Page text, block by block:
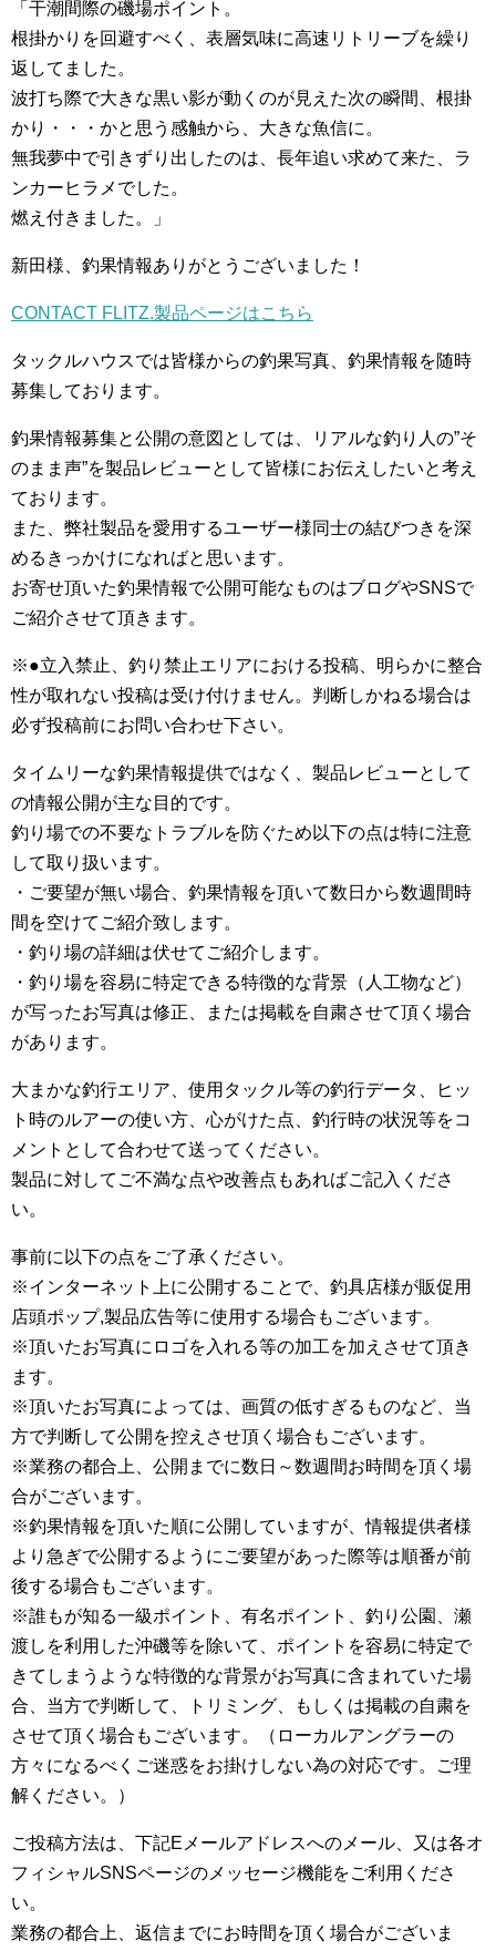
「干潮間際の磯場ポイント。
根掛かりを回避すべく、表層気味に高速リトリーブを繰り
返してました。
波打ち際で大きな黒い影が動くのが見えた次の瞬間、根掛
かり・・・かと思う感触から、大きな魚信に。
無我夢中で引きずり出したのは、長年追い求めて来た、ラ
ンカーヒラメでした。
燃え付きました。」
新田様、釣果情報ありがとうございました！
CONTACT FLITZ.製品ページはこちら
タックルハウスでは皆様からの釣果写真、釣果情報を随時
募集しております。
釣果情報募集と公開の意図としては、リアルな釣り人の”そ
のまま声”を製品レビューとして皆様にお伝えしたいと考え
ております。
また、弊社製品を愛用するユーザー様同士の結びつきを深
めるきっかけになればと思います。
お寄せ頂いた釣果情報で公開可能なものはブログやSNSで
ご紹介させて頂きます。
※●立入禁止、釣り禁止エリアにおける投稿、明らかに整合
性が取れない投稿は受け付けません。判断しかねる場合は
必ず投稿前にお問い合わせ下さい。
タイムリーな釣果情報提供ではなく、製品レビューとして
の情報公開が主な目的です。
釣り場での不要なトラブルを防ぐため以下の点は特に注意
して取り扱います。
・ご要望が無い場合、釣果情報を頂いて数日から数週間時
間を空けてご紹介致します。
・釣り場の詳細は伏せてご紹介します。
・釣り場を容易に特定できる特徴的な背景（人工物など）
が写ったお写真は修正、または掲載を自粛させて頂く場合
があります。
大まかな釣行エリア、使用タックル等の釣行データ、ヒッ
ト時のルアーの使い方、心がけた点、釣行時の状況等をコ
メントとして合わせて送ってください。
製品に対してご不満な点や改善点もあればご記入くださ
い。
事前に以下の点をご了承ください。
※インターネット上に公開することで、釣具店様が販促用
店頭ポップ,製品広告等に使用する場合もございます。
※頂いたお写真にロゴを入れる等の加工を加えさせて頂き
ます。
※頂いたお写真によっては、画質の低すぎるものなど、当
方で判断して公開を控えさせ頂く場合もございます。
※業務の都合上、公開までに数日～数週間お時間を頂く場
合がございます。
※釣果情報を頂いた順に公開していますが、情報提供者様
より急ぎで公開するようにご要望があった際等は順番が前
後する場合もございます。
※誰もが知る一級ポイント、有名ポイント、釣り公園、瀬
渡しを利用した沖磯等を除いて、ポイントを容易に特定で
きてしまうような特徴的な背景がお写真に含まれていた場
合、当方で判断して、トリミング、もしくは掲載の自粛を
させて頂く場合もございます。（ローカルアングラーの
方々になるべくご迷惑をお掛けしない為の対応です。ご理
解ください。）
ご投稿方法は、下記Eメールアドレスへのメール、又は各オ
フィシャルSNSページのメッセージ機能をご利用くださ
い。
業務の都合上、返信までにお時間を頂く場合がございま